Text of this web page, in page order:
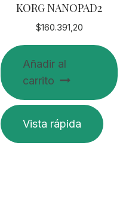
KORG NANOPAD2
$160.391,20
Añadir al
carrito
Vista rápida